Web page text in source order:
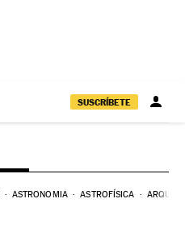
SUSCRÍBETE
ASTRONOMIA ASTROFÍSICA